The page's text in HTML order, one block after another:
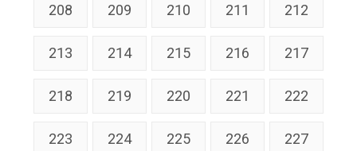
208 209 210 211 212
213 214 215 216 217
218 219 220 221 222
223 224 225 226 227